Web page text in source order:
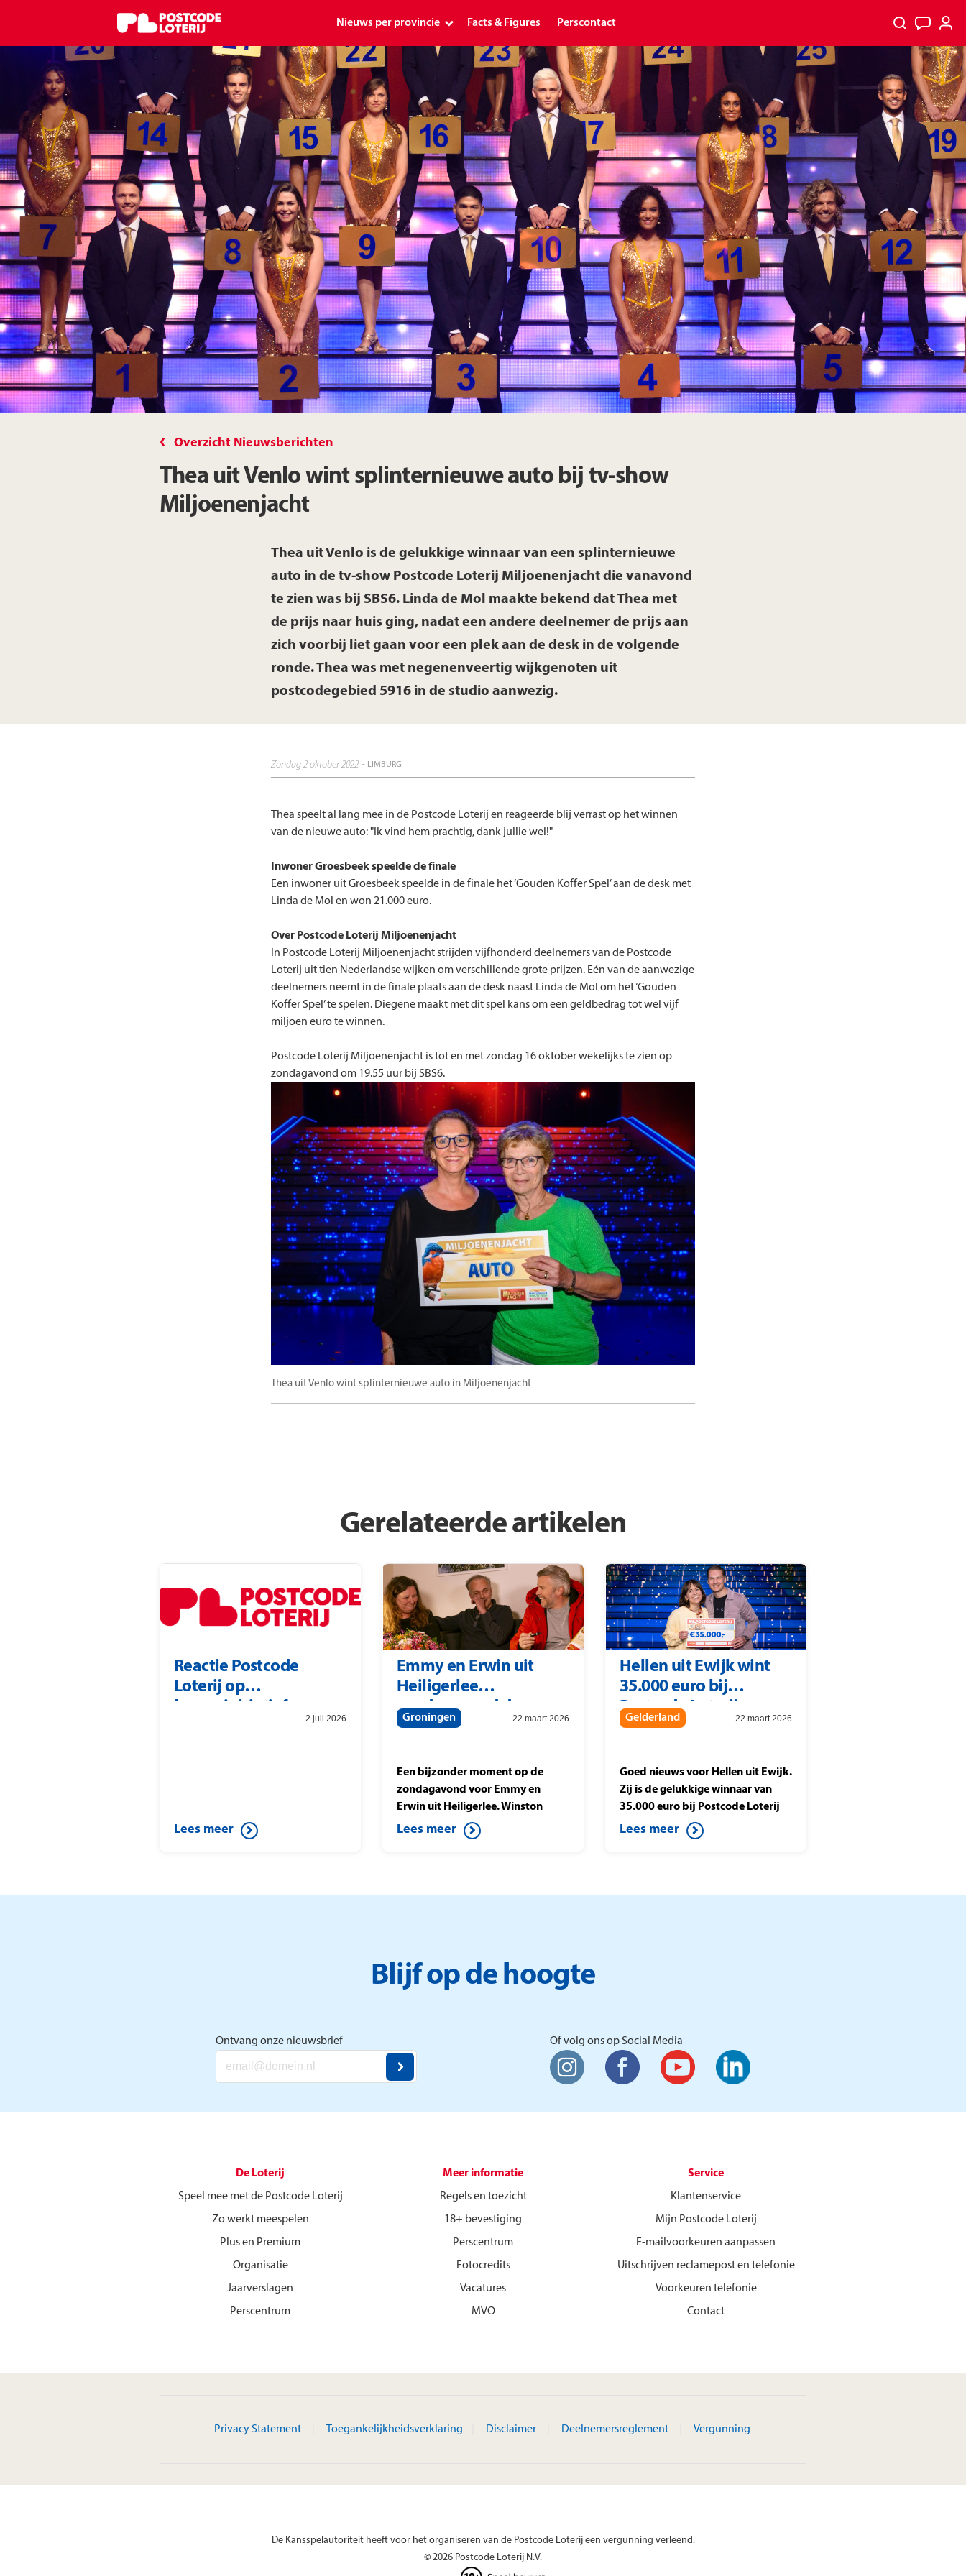
Nieuws per provincie
Landelijk
Drenthe
Flevoland
Friesland
Gelderland
Groningen
Limburg
Noord-Brabant
Overijssel
Zuid-Holland
Facts & Figures Perscontact
Overzicht Nieuwsberichten
Thea uit Venlo wint splinternieuwe auto bij tv-show
Miljoenenjacht
Thea uit Venlo is de gelukkige winnaar van een splinternieuwe
auto in de tv-show Postcode Loterij Miljoenenjacht die vanavond
te zien was bij SBS6. Linda de Mol maakte bekend dat Thea met
de prijs naar huis ging, nadat een andere deelnemer de prijs aan
zich voorbij liet gaan voor een plek aan de desk in de volgende
ronde. Thea was met negenenveertig wijkgenoten uit
postcodegebied 5916 in de studio aanwezig.
zondag 2 oktober 2022 - LIMBURG
Thea speelt al lang mee in de Postcode Loterij en reageerde blij verrast op het winnen
van de nieuwe auto: "Ik vind hem prachtig, dank jullie wel!"
Inwoner Groesbeek speelde de finale
Een inwoner uit Groesbeek speelde in de finale het ‘Gouden Koffer Spel’ aan de desk met
Linda de Mol en won 21.000 euro.
Over Postcode Loterij Miljoenenjacht
In Postcode Loterij Miljoenenjacht strijden vijfhonderd deelnemers van de Postcode
Loterij uit tien Nederlandse wijken om verschillende grote prijzen. Eén van de aanwezige
deelnemers neemt in de finale plaats aan de desk naast Linda de Mol om het ‘Gouden
Koffer Spel’ te spelen. Diegene maakt met dit spel kans om een geldbedrag tot wel vijf
miljoen euro te winnen.
Postcode Loterij Miljoenenjacht is tot en met zondag 16 oktober wekelijks te zien op
zondagavond om 19.55 uur bij SBS6.
Thea uit Venlo wint splinternieuwe auto in Miljoenenjacht
Gerelateerde artikelen
Reactie Postcode
Loterij op
burgerinitiatief
2 juli 2026
Lees meer
Emmy en Erwin uit
Heiligerlee
zondagavond door
Winston
met 207.000 euro
Groningen 22 maart 2026
Een bijzonder moment op de
zondagavond voor Emmy en
Erwin uit Heiligerlee. Winston
Gerschtanowitz verrast de
thuiswinnaars met
Gorssel wint tijdens Postcode
vallen in de prijzen. Zij
winnen 10.894 euro per lot
Lees meer
Hellen uit Ewijk wint
35.000 euro bij
Postcode Loterij
Miljoenenjacht
Gelderland 22 maart 2026
Goed nieuws voor Hellen uit Ewijk.
Zij is de gelukkige winnaar van
35.000 euro bij Postcode Loterij
Miljoenenjacht. Ze speelt de halve
finale tegen Berteld uit Gorssel en
Lees meer
Blijf op de hoogte
Ontvang onze nieuwsbrief Of volg ons op Social Media
De Loterij
Speel mee met de Postcode Loterij
Zo werkt meespelen
Plus en Premium
Organisatie
Jaarverslagen
Perscentrum
Meer informatie
Regels en toezicht
18+ bevestiging
Perscentrum
Fotocredits
Vacatures
MVO
Service
Klantenservice
Mijn Postcode Loterij
E-mailvoorkeuren aanpassen
Uitschrijven reclamepost en telefonie
Voorkeuren telefonie
Contact
Privacy Statement Toegankelijkheidsverklaring Disclaimer Deelnemersreglement Vergunning
De Kansspelautoriteit heeft voor het organiseren van de Postcode Loterij een vergunning verleend.
© 2026 Postcode Loterij N.V.